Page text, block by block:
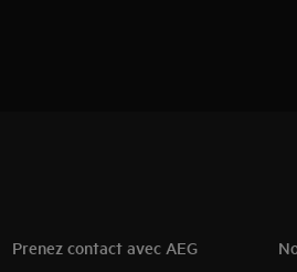
Prenez contact avec AEG